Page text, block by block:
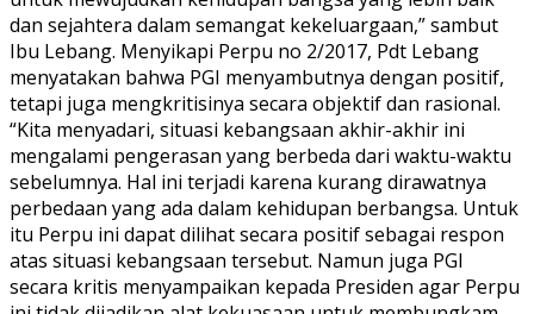
dan sejahtera dalam semangat kekeluargaan,” sambut
Ibu Lebang. Menyikapi Perpu no 2/2017, Pdt Lebang
menyatakan bahwa PGI menyambutnya dengan positif,
tetapi juga mengkritisinya secara objektif dan rasional.
“Kita menyadari, situasi kebangsaan akhir-akhir ini
mengalami pengerasan yang berbeda dari waktu-waktu
sebelumnya. Hal ini terjadi karena kurang dirawatnya
perbedaan yang ada dalam kehidupan berbangsa. Untuk
itu Perpu ini dapat dilihat secara positif sebagai respon
atas situasi kebangsaan tersebut. Namun juga PGI
secara kritis menyampaikan kepada Presiden agar Perpu